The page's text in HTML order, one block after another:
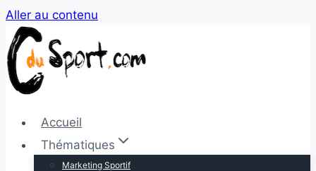
Aller au contenu
Accueil
Thématiques
Marketing Sportif